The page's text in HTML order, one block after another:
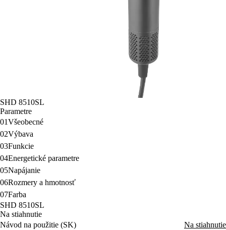
SHD 8510SL
Parametre
01Všeobecné
02Výbava
03Funkcie
04Energetické parametre
05Napájanie
06Rozmery a hmotnosť
07Farba
SHD 8510SL
Na stiahnutie
Návod na použitie (SK)
Na stiahnutie